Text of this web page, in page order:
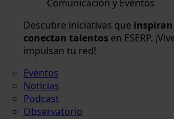
Comunicación y Eventos
Descubre iniciativas que
conectan talentos en ESERP.
impulsan tu red!
Eventos
Noticias
Podcast
Observatorio